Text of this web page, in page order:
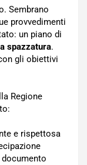
Sembrano
provvedimenti
un piano di
spazzatura.
gli obiettivi
Regione
e rispettosa